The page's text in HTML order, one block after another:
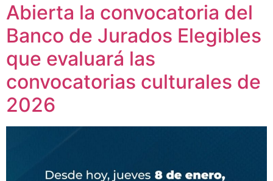
Abierta la convocatoria del
Banco de Jurados Elegibles
que evaluará las
convocatorias culturales de
2026